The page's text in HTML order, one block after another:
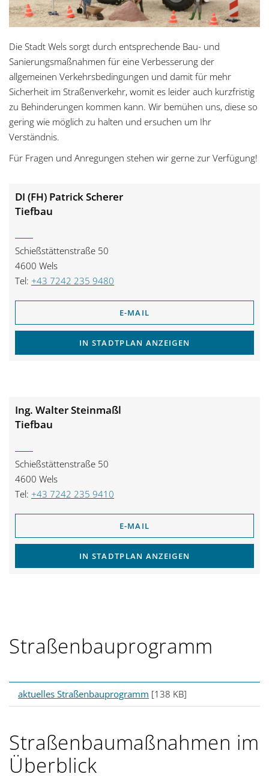
g
i
o
Die Stadt Wels sorgt durch entsprechende Bau- und
Sanierungsmaßnahmen für eine Verbesserung der
allgemeinen Verkehrsbedingungen und damit für mehr
Sicherheit im Straßenverkehr, womit es leider auch kurzfristig
zu Behinderungen kommen kann. Wir bemühen uns, diese so
gering wie möglich zu halten und ersuchen um Ihr
Verständnis.
Für Fragen und Anregungen stehen wir gerne zur Verfügung!
DI (FH) Patrick Scherer
Tiefbau
Schießstättenstraße 50
4600 Wels
Tel: +43 7242 235 9480
E-MAIL
IN STADTPLAN ANZEIGEN
Ing. Walter Steinmaßl
Tiefbau
Schießstättenstraße 50
4600 Wels
Tel: +43 7242 235 9410
E-MAIL
IN STADTPLAN ANZEIGEN
Straßenbauprogramm
aktuelles Straßenbauprogramm [138 KB]
Straßenbaumaßnahmen im
Überblick